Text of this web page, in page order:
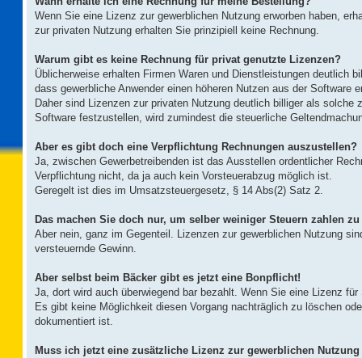
r
a
Wenn Sie eine Lizenz zur gewerblichen Nutzung erworben haben,
zur privaten Nutzung erhalten Sie prinzipiell keine Rechnung.
Warum gibt es keine Rechnung für privat genutzte Lizenzen?
Üblicherweise erhalten Firmen Waren und Dienstleistungen deutlich
dass gewerbliche Anwender einen höheren Nutzen aus der Software
Daher sind Lizenzen zur privaten Nutzung deutlich billiger als
Software festzustellen, wird zumindest die steuerliche
Aber es gibt doch eine Verpflichtung Rechnungen auszustellen?
Ja, zwischen Gewerbetreibenden ist das Ausstellen ordentlicher
Verpflichtung nicht, da ja auch kein Vorsteuerabzug möglich ist.
Geregelt ist dies im Umsatzsteuergesetz, § 14 Abs(2) Satz 2.
Das machen Sie doch nur, um selber weiniger Steuern zahlen
Aber nein, ganz im Gegenteil. Lizenzen zur gewerblichen Nutzung
versteuernde Gewinn.
Aber selbst beim Bäcker gibt es jetzt eine Bonpflicht!
Ja, dort wird auch überwiegend bar bezahlt. Wenn Sie eine Lizenz
Es gibt keine Möglichkeit diesen Vorgang nachträglich zu löschen
dokumentiert ist.
Muss ich jetzt eine zusätzliche Lizenz zur gewerblichen Nutzung